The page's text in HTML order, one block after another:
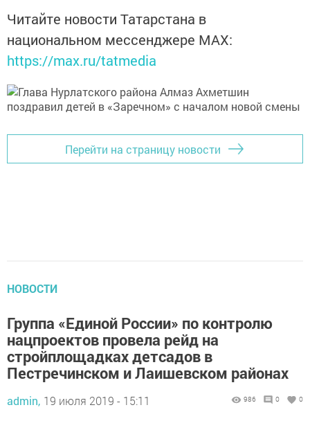
Читайте новости Татарстана в
национальном мессенджере MАХ:
https://max.ru/tatmedia
Перейти на страницу новости
НОВОСТИ
Группа «Единой России» по контролю
нацпроектов провела рейд на
стройплощадках детсадов в
Пестречинском и Лаишевском районах
admin, 19 июля 2019 - 15:11 986 0 0